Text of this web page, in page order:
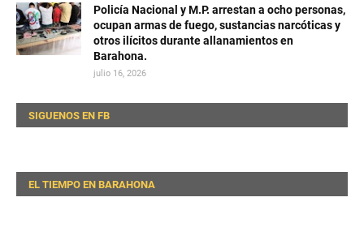
Policía Nacional y M.P. arrestan a ocho personas,
ocupan armas de fuego, sustancias narcóticas y
otros ilícitos durante allanamientos en
Barahona.
julio 16, 2026
SIGUENOS EN FB
EL TIEMPO EN BARAHONA